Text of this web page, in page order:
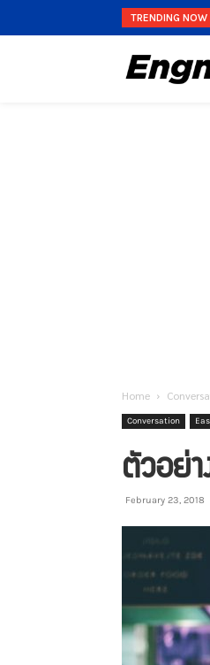
TRENDING NOW
Home
Conversation
ตัวอย่
February 23, 2018